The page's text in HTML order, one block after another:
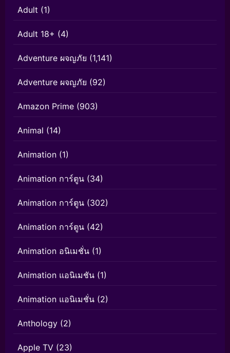
Adult (1)
Adult 18+ (4)
Adventure ผจญภัย (1,141)
Adventure ผจญภัย (92)
Amazon Prime (903)
Animal (14)
Animation (1)
Animation การ์ตูน (34)
Animation การ์ตูน (302)
Animation การ์ตูน (42)
Animation อนิเมชั่น (1)
Animation แอนิเมชัน (1)
Animation แอนิเมชั่น (2)
Anthology (2)
Apple TV (23)